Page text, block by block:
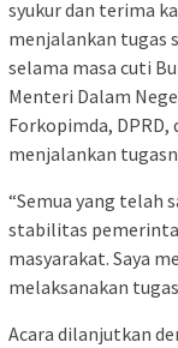
syukur dan terima
menjalankan tugas
selama masa cuti
Menteri Dalam
Forkopimda,
menjalankan
“Semua yang telah
stabilitas
masyarakat. Saya
melaksanakan
Acara dilanjutkan